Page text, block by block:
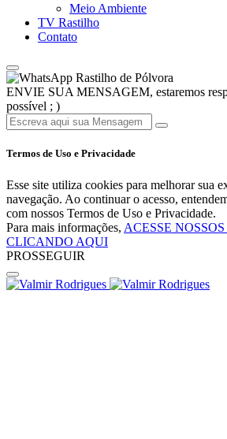
Meio Ambiente
TV Rastilho
Contato
Rastilho de Pólvora
ENVIE SUA MENSAGEM, estaremos
possível ; )
Termos de Uso e Privacidade
Esse site utiliza cookies para melhorar sua
navegação. Ao continuar o acesso,
com nossos Termos de Uso e Privacidade.
Para mais informações, ACESSE
CLICANDO AQUI
PROSSEGUIR